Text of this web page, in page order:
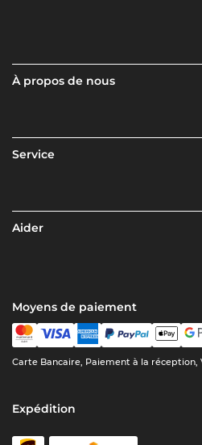
À propos de nous
Service
Aider
Moyens de paiement
Carte Bancaire, Paiement à la
Expédition